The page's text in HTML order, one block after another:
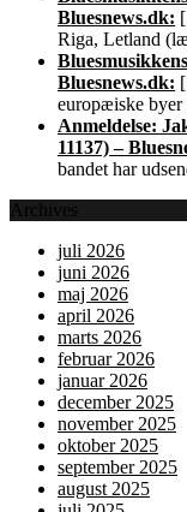
Bluesnews.dk:
Riga, Letland
Bluesnews.dk:
europæiske byer
Anmeldelse:
11137) –
bandet har
Archives
juli 2026
juni 2026
maj 2026
april 2026
marts 2026
februar 2026
januar 2026
december 2025
november 2025
oktober 2025
september 2025
august 2025